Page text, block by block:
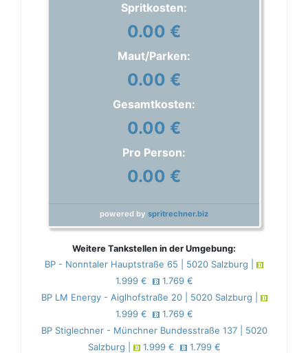
Spritkosten:
0.00 €
Maut/Parken:
0.00 €
Gesamtkosten:
0.00 €
Pro Person:
0.00 €
powered by spritrechner.biz
Weitere Tankstellen in der Umgebung:
BP - Nonntaler Hauptstraße 65 | 5020 Salzburg |
1.999 €
1.769 €
BP LM Energy - Aiglhofstraße 20 | 5020 Salzburg |
1.999 €
1.769 €
BP Stiglechner - Münchner Bundesstraße 137 | 5020
Salzburg |
1.999 €
1.799 €